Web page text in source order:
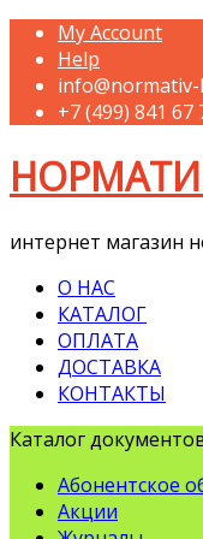
My Account
Help
+7 (499) 841 67
интернет магазин
О НАС
КАТАЛОГ
ОПЛАТА
ДОСТАВКА
КОНТАКТЫ
Каталог
Абонентское
Акции